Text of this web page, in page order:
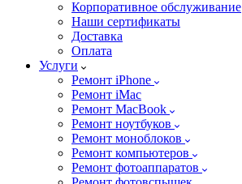
Корпоративное обслуживание
Наши сертификаты
Доставка
Оплата
Услуги
Ремонт iPhone
Ремонт iMac
Ремонт MacBook
Ремонт ноутбуков
Ремонт моноблоков
Ремонт компьютеров
Ремонт фотоаппаратов